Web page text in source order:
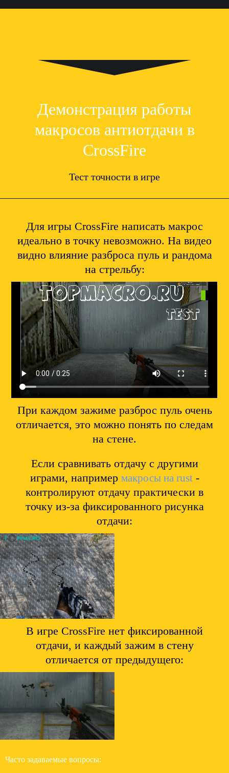
Демонстрация работы
макросов антиотдачи в
CrossFire
Тест точности в игре
Для игры CrossFire написать макрос
идеально в точку невозможно. На видео
видно влияние разброса пуль и рандома
на стрельбу:
При каждом зажиме разброс пуль очень
отличается, это можно понять по следам
на стене.
Если сравнивать отдачу с другими
играми, например макросы на rust-
контролируют отдачу практически в
точку из-за фиксированного рисунка
отдачи:
В игре CrossFire нет фиксированной
отдачи, и каждый зажим в стену
отличается от предыдущего:
Часто задаваемые вопросы: